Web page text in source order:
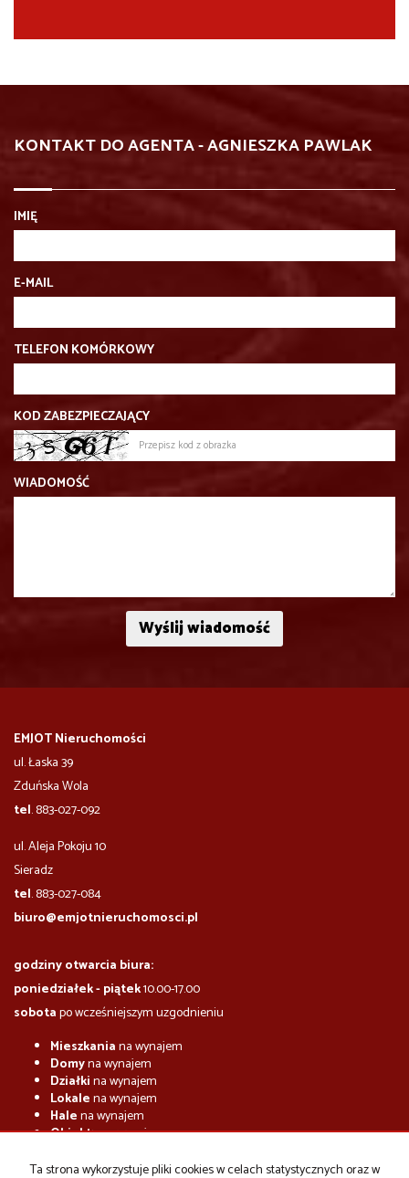
KONTAKT DO AGENTA - AGNIESZKA PAWLAK
IMIĘ
E-MAIL
TELEFON KOMÓRKOWY
KOD ZABEZPIECZAJĄCY
WIADOMOŚĆ
EMJOT Nieruchomości
ul. Łaska 39
Zduńska Wola
tel. 883-027-092
ul. Aleja Pokoju 10
​​​​​Sieradz
tel. 883-027-084
biuro@emjotnieruchomosci.pl
godziny otwarcia biura:
poniedziałek - piątek10.00-17.00
sobotapo wcześniejszym uzgodnieniu
Mieszkaniana wynajem
Domyna wynajem
Działkina wynajem
Lokalena wynajem
Halena wynajem
Obiektyna wynajem
Mieszkaniana sprzedaż
Ta strona wykorzystuje pliki cookies w celach statystycznych oraz w